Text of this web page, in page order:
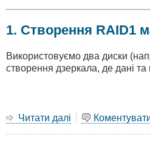
1. Створення RAID1
Використовуємо два диски
створення дзеркала, де дані
Читати далі про